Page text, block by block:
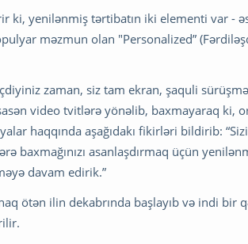
ki, yenilənmiş tərtibatın iki elementi var -
məzmun olan "Personalized”
zaman, siz tam ekran, şaquli
video tvitlərə yönəlib, baxmayaraq
haqqında aşağıdakı fikirləri bildirib:
baxmağınızı asanlaşdırmaq üçün
davam edirik.”
ötən ilin dekabrında başlayıb və indi bir